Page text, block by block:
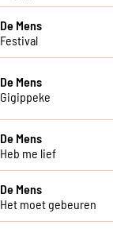
De Mens
Festival
De Mens
Gigippeke
De Mens
Heb me lief
De Mens
Het moet gebeuren